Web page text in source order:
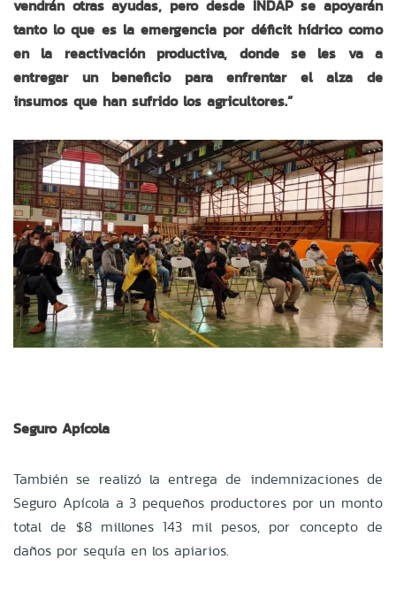
vendrán otras ayudas, pero desde INDAP se apoyarán
tanto lo que es la emergencia por déficit hídrico como
en la reactivación productiva, donde se les va a
entregar un beneficio para enfrentar el alza de
insumos que han sufrido los agricultores.”
Seguro Apícola
También se realizó la entrega de indemnizaciones de
Seguro Apícola a 3 pequeños productores por un monto
total de $8 millones 143 mil pesos, por concepto de
daños por sequía en los apiarios.